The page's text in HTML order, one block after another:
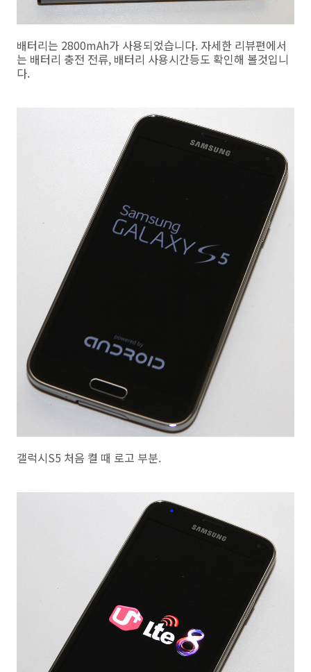
배터리는 2800mAh가 사용되었습니다. 자세한 리뷰편에서
는 배터리 충전 전류, 배터리 사용시간등도 확인해 볼것입니
다.
갤럭시S5 처음 켤 때 로고 부분.